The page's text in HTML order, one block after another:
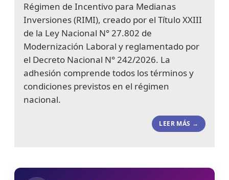
Régimen de Incentivo para Medianas
Inversiones (RIMI), creado por el Título XXIII
de la Ley Nacional N° 27.802 de
Modernización Laboral y reglamentado por
el Decreto Nacional N° 242/2026. La
adhesión comprende todos los términos y
condiciones previstos en el régimen
nacional.
LEER MÁS →